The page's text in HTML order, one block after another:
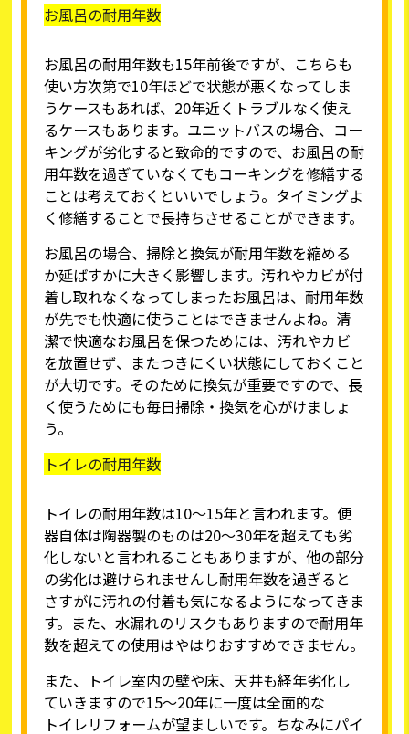
お風呂の耐用年数
お風呂の耐用年数も15年前後ですが、こちらも
使い方次第で10年ほどで状態が悪くなってしま
うケースもあれば、20年近くトラブルなく使え
るケースもあります。ユニットバスの場合、コー
キングが劣化すると致命的ですので、お風呂の耐
用年数を過ぎていなくてもコーキングを修繕する
ことは考えておくといいでしょう。タイミングよ
く修繕することで長持ちさせることができます。
お風呂の場合、掃除と換気が耐用年数を縮める
か延ばすかに大きく影響します。汚れやカビが付
着し取れなくなってしまったお風呂は、耐用年数
が先でも快適に使うことはできませんよね。清
潔で快適なお風呂を保つためには、汚れやカビ
を放置せず、またつきにくい状態にしておくこと
が大切です。そのために換気が重要ですので、長
く使うためにも毎日掃除・換気を心がけましょ
う。
トイレの耐用年数
トイレの耐用年数は10～15年と言われます。便
器自体は陶器製のものは20～30年を超えても劣
化しないと言われることもありますが、他の部分
の劣化は避けられませんし耐用年数を過ぎると
さすがに汚れの付着も気になるようになってきま
す。また、水漏れのリスクもありますので耐用年
数を超えての使用はやはりおすすめできません。
また、トイレ室内の壁や床、天井も経年劣化し
ていきますので15～20年に一度は全面的な
トイレリフォームが望ましいです。ちなみにパイ